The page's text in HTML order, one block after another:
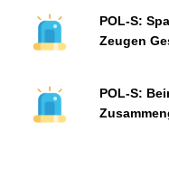
POL-S:
Zeugen
POL-S: